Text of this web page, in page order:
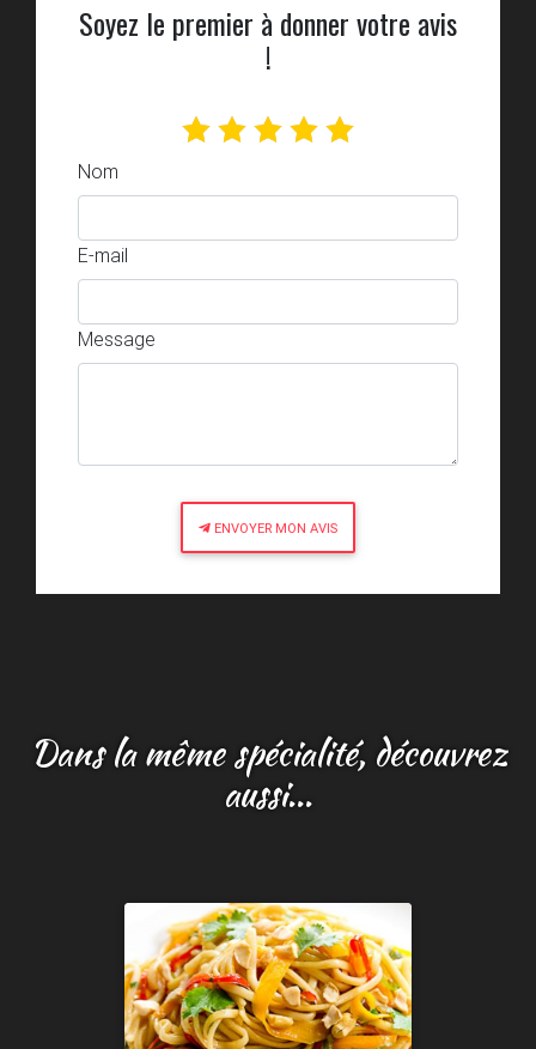
Soyez le premier à donner votre avis
!
Nom
E-mail
Message
ENVOYER MON AVIS
Dans la même spécialité, découvrez
aussi...